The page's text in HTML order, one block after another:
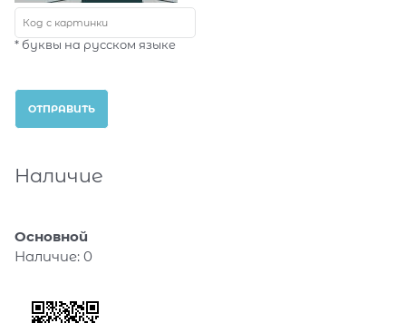
* буквы на русском языке
Наличие
Основной
Наличие: 0